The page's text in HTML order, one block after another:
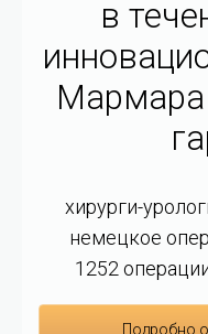
в
Мармара
хирурги-
немецкое
1252
Подробно